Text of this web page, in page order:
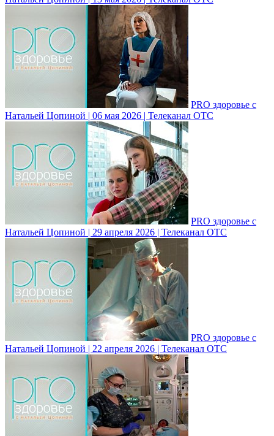
PRO здоровье с
Натальей Цопиной | 06 мая 2026 | Телеканал ОТС
PRO здоровье с
Натальей Цопиной | 29 апреля 2026 | Телеканал ОТС
PRO здоровье с
Натальей Цопиной | 22 апреля 2026 | Телеканал ОТС